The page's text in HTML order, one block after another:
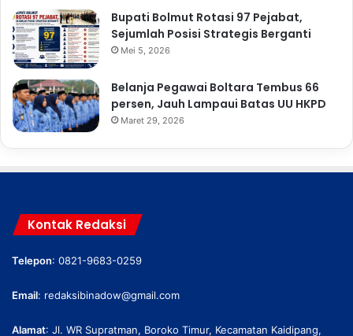
Bupati Bolmut Rotasi 97 Pejabat,
Sejumlah Posisi Strategis Berganti
Mei 5, 2026
Belanja Pegawai Boltara Tembus 66
persen, Jauh Lampaui Batas UU HKPD
Maret 29, 2026
Kontak Redaksi
Telepon: 0821-9683-0259
Email: redaksibinadow@gmail.com
Alamat: Jl. WR Supratman, Boroko Timur, Kecamatan Kaidipang,